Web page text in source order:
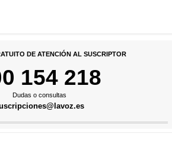
DE ATENCIÓN AL SUSCRIPTOR
154 218
Dudas o consultas